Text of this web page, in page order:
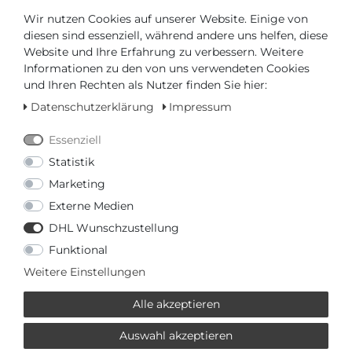
Versandfertig in 2-3 Werktagen
AUTORISIERTER HÄNDLER
SCHNELLE LIEFERZEIT
1396,80 € *
Wunschliste Frage zum Artikel
IN DEN WARENKORB
Wir nutzen Cookies auf unserer Website. Einige von
diesen sind essenziell, während andere uns helfen, diese
Website und Ihre Erfahrung zu verbessern. Weitere
Informationen zu den von uns verwendeten Cookies
und Ihren Rechten als Nutzer finden Sie hier:
Datenschutzerklärung
Impressum
Essenziell
Statistik
Marketing
Externe Medien
DHL Wunschzustellung
Funktional
Weitere Einstellungen
Alle akzeptieren
Auswahl akzeptieren